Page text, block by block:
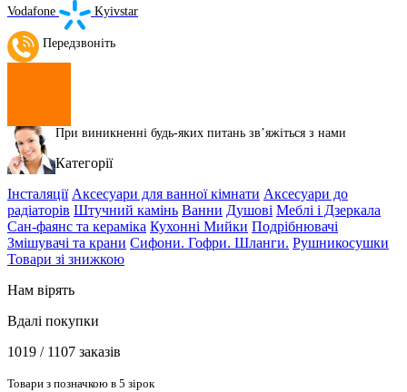
Vodafone Kyivstar
Передзвоніть
При виникненні будь-яких питань звʼяжіться з нами
Категорії
Інсталяції Аксесуари для ванної кімнати Аксесуари до
радіаторів Штучний камінь Ванни Душові Меблі і Дзеркала
Сан-фаянс та кераміка Кухонні Мийки Подрібнювачі
Змішувачі та крани Сифони. Гофри. Шланги. Рушникосушки
Товари зі знижкою
Нам вірять
Вдалі покупки
1019 / 1107 заказів
Товари з позначкою в 5 зірок